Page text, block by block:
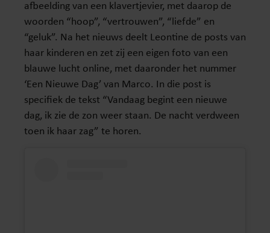
afbeelding van een klavertjevier, met daarop de
woorden “hoop”, “vertrouwen”, “liefde” en
“geluk”. Na het nieuws deelt Leontine de posts van
haar kinderen en zet zij een eigen foto van een
blauwe lucht online, met daaronder het nummer
‘Een Nieuwe Dag’ van Marco. In die post is
specifiek de tekst “Vandaag begint een nieuwe
dag, ik zie de zon weer staan. De nacht verdween
toen ik haar zag” te horen.